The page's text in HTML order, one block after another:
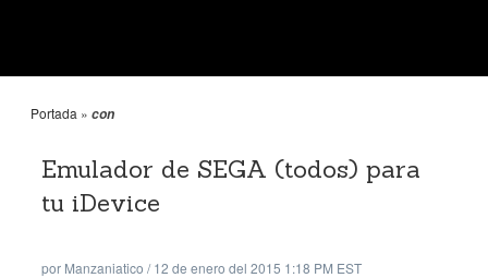
Portada » con
Emulador de SEGA (todos) para
tu iDevice
por Manzaniatico /12 de enero del 2015 1:18 PM EST